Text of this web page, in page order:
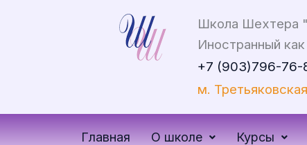
Школа Шехтера
Иностранный
+7 (903)796-76-
м. Третьяковская
Главная О школе Курсы